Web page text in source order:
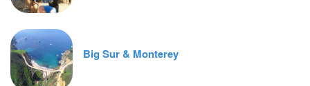
Big Sur & Monterey